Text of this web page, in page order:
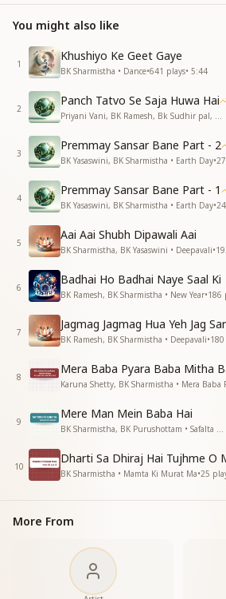
अब तो मिल रहे है
मन में उमंगों के हजारों
फुल खिल रहे है
खुशियां मनाओ गीत गाओ
सुनके मुरली मिठे बच्चे
वो जादू है तेरी यादों में
जो अपनी ओर खींचे
चमक तुम्हारी ऐसी बिखरी
उजियारा जगको करती
मन में प्रेमके दीप जलाकर
जीवन खुशियों से भरती
ज्ञान की मीठी मुरली सुनाते
स्वर्गीय सपने सजाते
सबका सोया भाग्य जागते
घर की याद दिलाते
वरदानों से सजाते रहते
ज्ञान का अमृत पिलाते
वो जादू है तेरी यादों में
जो अपनी ओर खींचे
दिल के तार जोड़े आज
वो जादू है तेरी यादों में
जो अपनी ओर खींचे
जो अपनी ओर खींचे
—------------------------------
You might also like
1
Khushiyo Ke Geet Gaye
BK Sharmistha • Dance•641 plays• 5:44
2
Panch Tatvo Se Saja Huwa Hai
3
Premmay Sansar Bane Part - 2
BK Yasaswini, BK Sharmistha • Earth Day•
4
Premmay Sansar Bane Part - 1
BK Yasaswini, BK Sharmistha • Earth Day•
5
Aai Aai Shubh Dipawali Aai
BK Sharmistha, BK Yasaswini • Deepavali•
6
Badhai Ho Badhai Naye Saal Ki
BK Ramesh, BK Sharmistha • New Year•186
7
Jagmag Jagmag Hua Yeh Jag
BK Ramesh, BK Sharmistha • Deepavali•180
8
Mera Baba Pyara Baba Mitha
9
Mere Man Mein Baba Hai
10
Dharti Sa Dhiraj Hai Tujhme O
BK Sharmistha • Mamta Ki Murat Ma•25
More From